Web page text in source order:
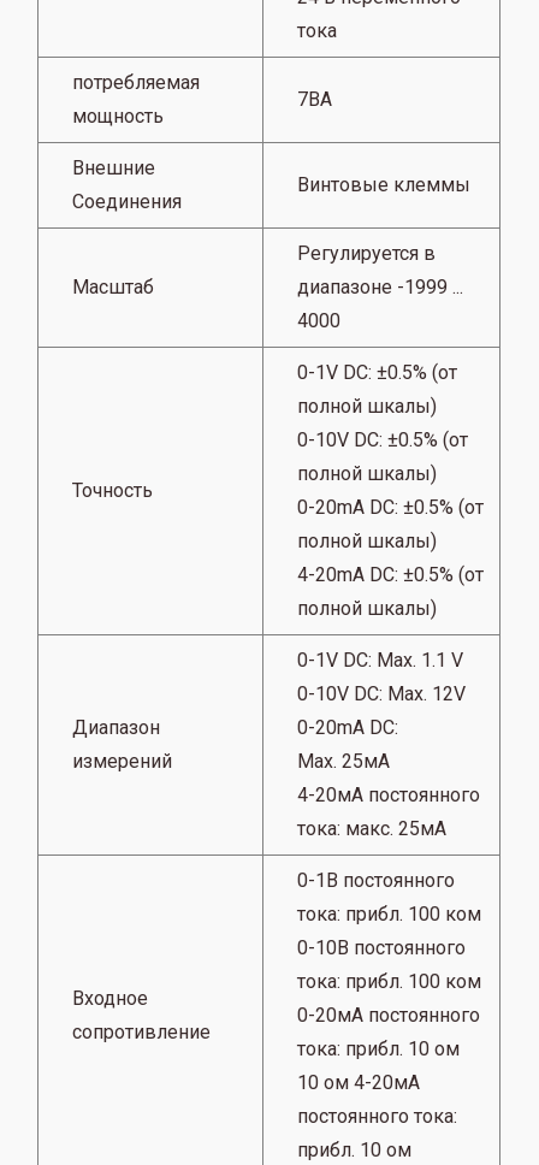
тока
потребляемая
мощность
7ВА
Внешние
Соединения
Винтовые клеммы
Масштаб
Регулируется в
диапазоне -1999 ...
4000
Точность
0-1V DC: ±0.5% (от
полной шкалы)
0-10V DC: ±0.5% (от
полной шкалы)
0-20mA DC: ±0.5% (от
полной шкалы)
4-20mA DC: ±0.5% (от
полной шкалы)
Диапазон
измерений
0-1V DC: Max. 1.1 V
0-10V DC: Max. 12V
0-20mA DC:
Max. 25мА
4-20мА постоянного
тока: макс. 25мА
Входное
сопротивление
0-1В постоянного
тока: прибл. 100 ком
0-10В постоянного
тока: прибл. 100 ком
0-20мА постоянного
тока: прибл. 10 ом
10 ом 4-20мА
постоянного тока:
прибл. 10 ом